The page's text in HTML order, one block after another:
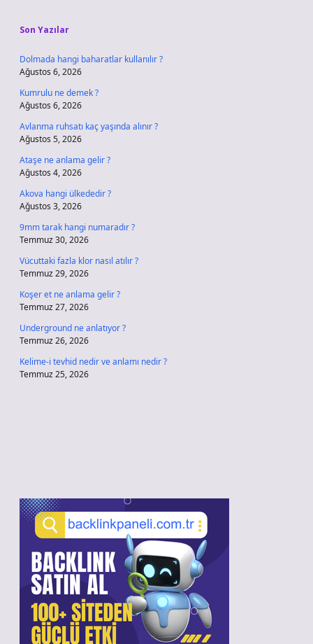
Son Yazılar
Dolmada hangi baharatlar kullanılır ?
Ağustos 6, 2026
Kumrulu ne demek ?
Ağustos 6, 2026
Avlanma ruhsatı kaç yaşında alınır ?
Ağustos 5, 2026
Ataşe ne anlama gelir ?
Ağustos 4, 2026
Akova hangi ülkededir ?
Ağustos 3, 2026
9mm tarak hangi numaradır ?
Temmuz 30, 2026
Vücuttaki fazla klor nasıl atılır ?
Temmuz 29, 2026
Koşer et ne anlama gelir ?
Temmuz 27, 2026
Underground ne anlatıyor ?
Temmuz 26, 2026
Kelime-i tevhid nedir ve anlamı nedir ?
Temmuz 25, 2026